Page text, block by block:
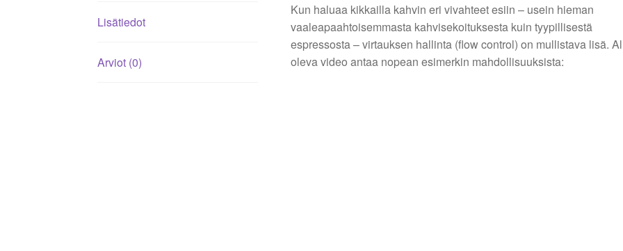
Lisätiedot
Arviot (0)
Kun haluaa kikkailla kahvin eri vivahteet esiin – usein hieman
vaaleapaahtoisemmasta kahvisekoituksesta kuin tyypillisestä
espressosta – virtauksen hallinta (flow control) on mullistava lisä.
oleva video antaa nopean esimerkin mahdollisuuksista: